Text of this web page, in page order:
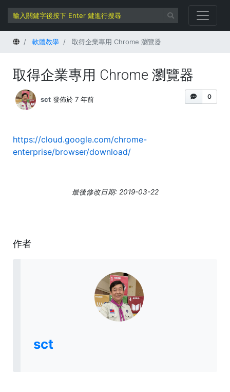
首頁 軟體教學 取得企業專用 Chrome 瀏覽器
取得企業專用 Chrome 瀏覽器
0
sct 發佈於 7 年前
https://cloud.google.com/chrome-
enterprise/browser/download/
最後修改日期: 2019-03-22
作者
sct